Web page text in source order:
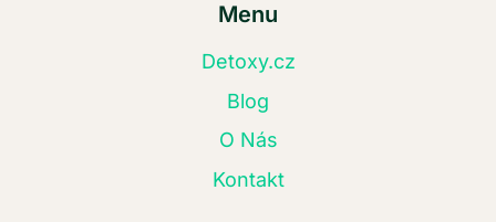
Menu
Detoxy.cz
Blog
O Nás
Kontakt